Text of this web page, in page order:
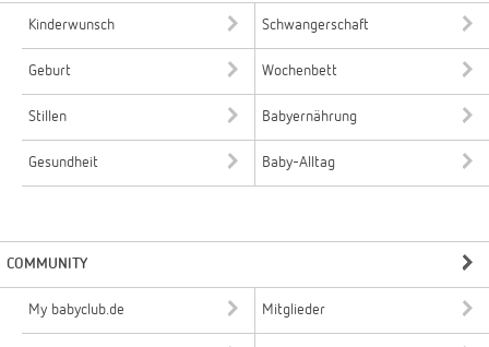
Kinderwunsch Schwangerschaft
Geburt Wochenbett
Stillen Babyernährung
Gesundheit Baby-Alltag
COMMUNITY
My babyclub.de Mitglieder